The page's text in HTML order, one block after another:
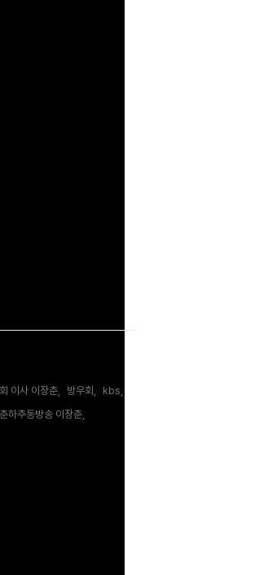
이사 이장춘, 방우회,
kbs,
춘하추동방송 이장춘,